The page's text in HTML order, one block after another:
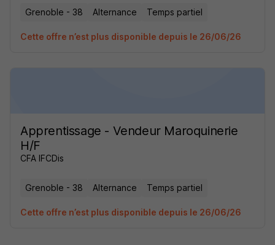
Grenoble - 38 Alternance Temps partiel
Cette offre n’est plus disponible depuis le 26/06/26
Apprentissage - Vendeur Maroquinerie
H/F
CFA IFCDis
Grenoble - 38 Alternance Temps partiel
Cette offre n’est plus disponible depuis le 26/06/26